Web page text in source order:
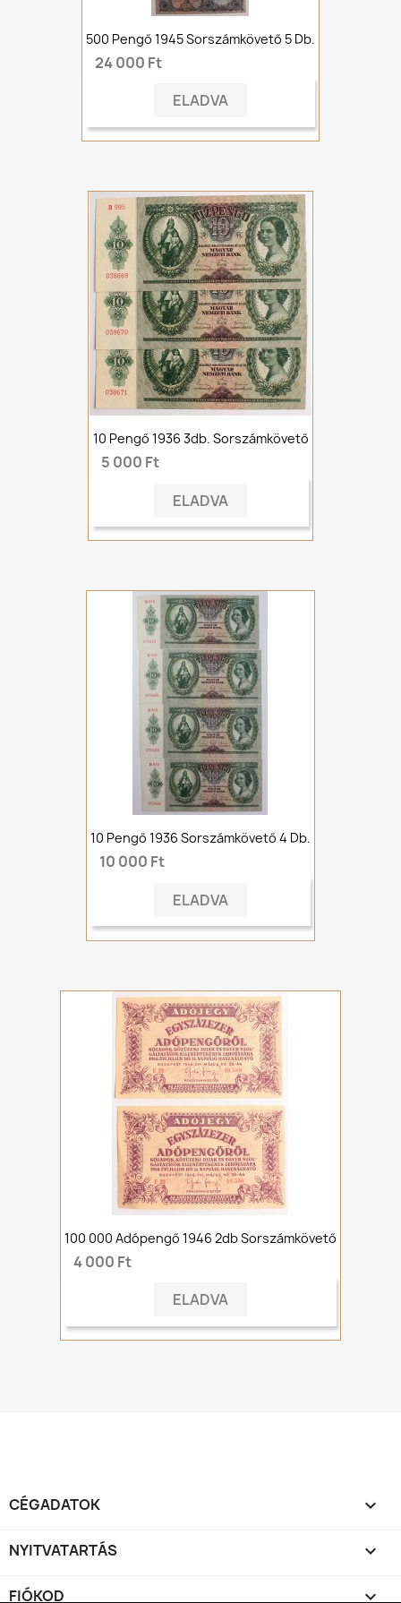
500 Pengő 1945 Sorszámkövető 5 Db.
24 000 Ft
ELADVA
10 Pengő 1936 3db. Sorszámkövető
5 000 Ft
ELADVA
10 Pengő 1936 Sorszámkövető 4 Db.
10 000 Ft
ELADVA
100 000 Adópengő 1946 2db Sorszámkövető
4 000 Ft
ELADVA
CÉGADATOK 
NYITVATARTÁS 
FIÓKOD 